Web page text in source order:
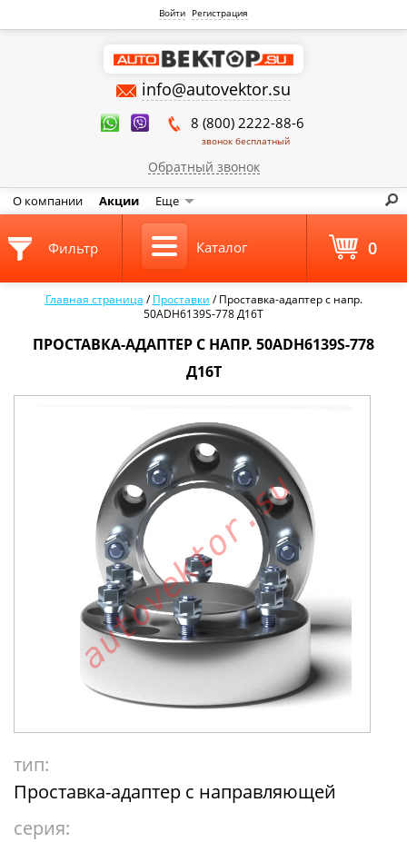
Войти Регистрация
info@autovektor.su
8 (800) 2222-88-6
звонок бесплатный
Обратный звонок
О компании Акции Еще
Главная страница /Проставки /Проставка-адаптер с напр.
50ADH6139S-778 Д16Т
ПРОСТАВКА-АДАПТЕР С НАПР. 50ADH6139S-778
Д16Т
тип:
Проставка-адаптер с направляющей
серия:
Фильтр Каталог 0